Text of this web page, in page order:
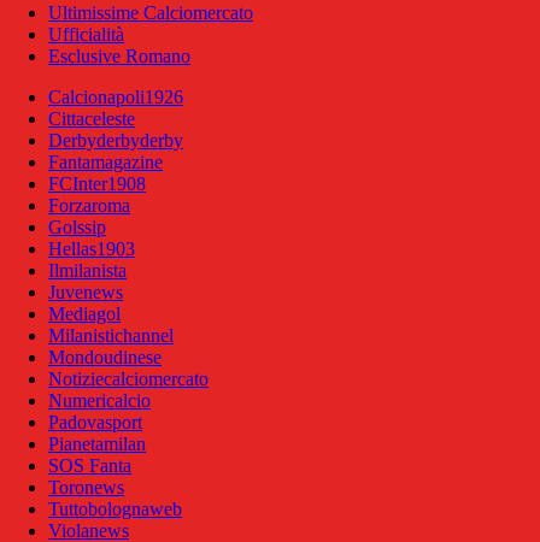
Ultimissime Calciomercato
Ufficialità
Esclusive Romano
Calcionapoli1926
Cittaceleste
Derbyderbyderby
Fantamagazine
FCInter1908
Forzaroma
Golssip
Hellas1903
Ilmilanista
Juvenews
Mediagol
Milanistichannel
Mondoudinese
Notiziecalciomercato
Numericalcio
Padovasport
Pianetamilan
SOS Fanta
Toronews
Tuttobolognaweb
Violanews